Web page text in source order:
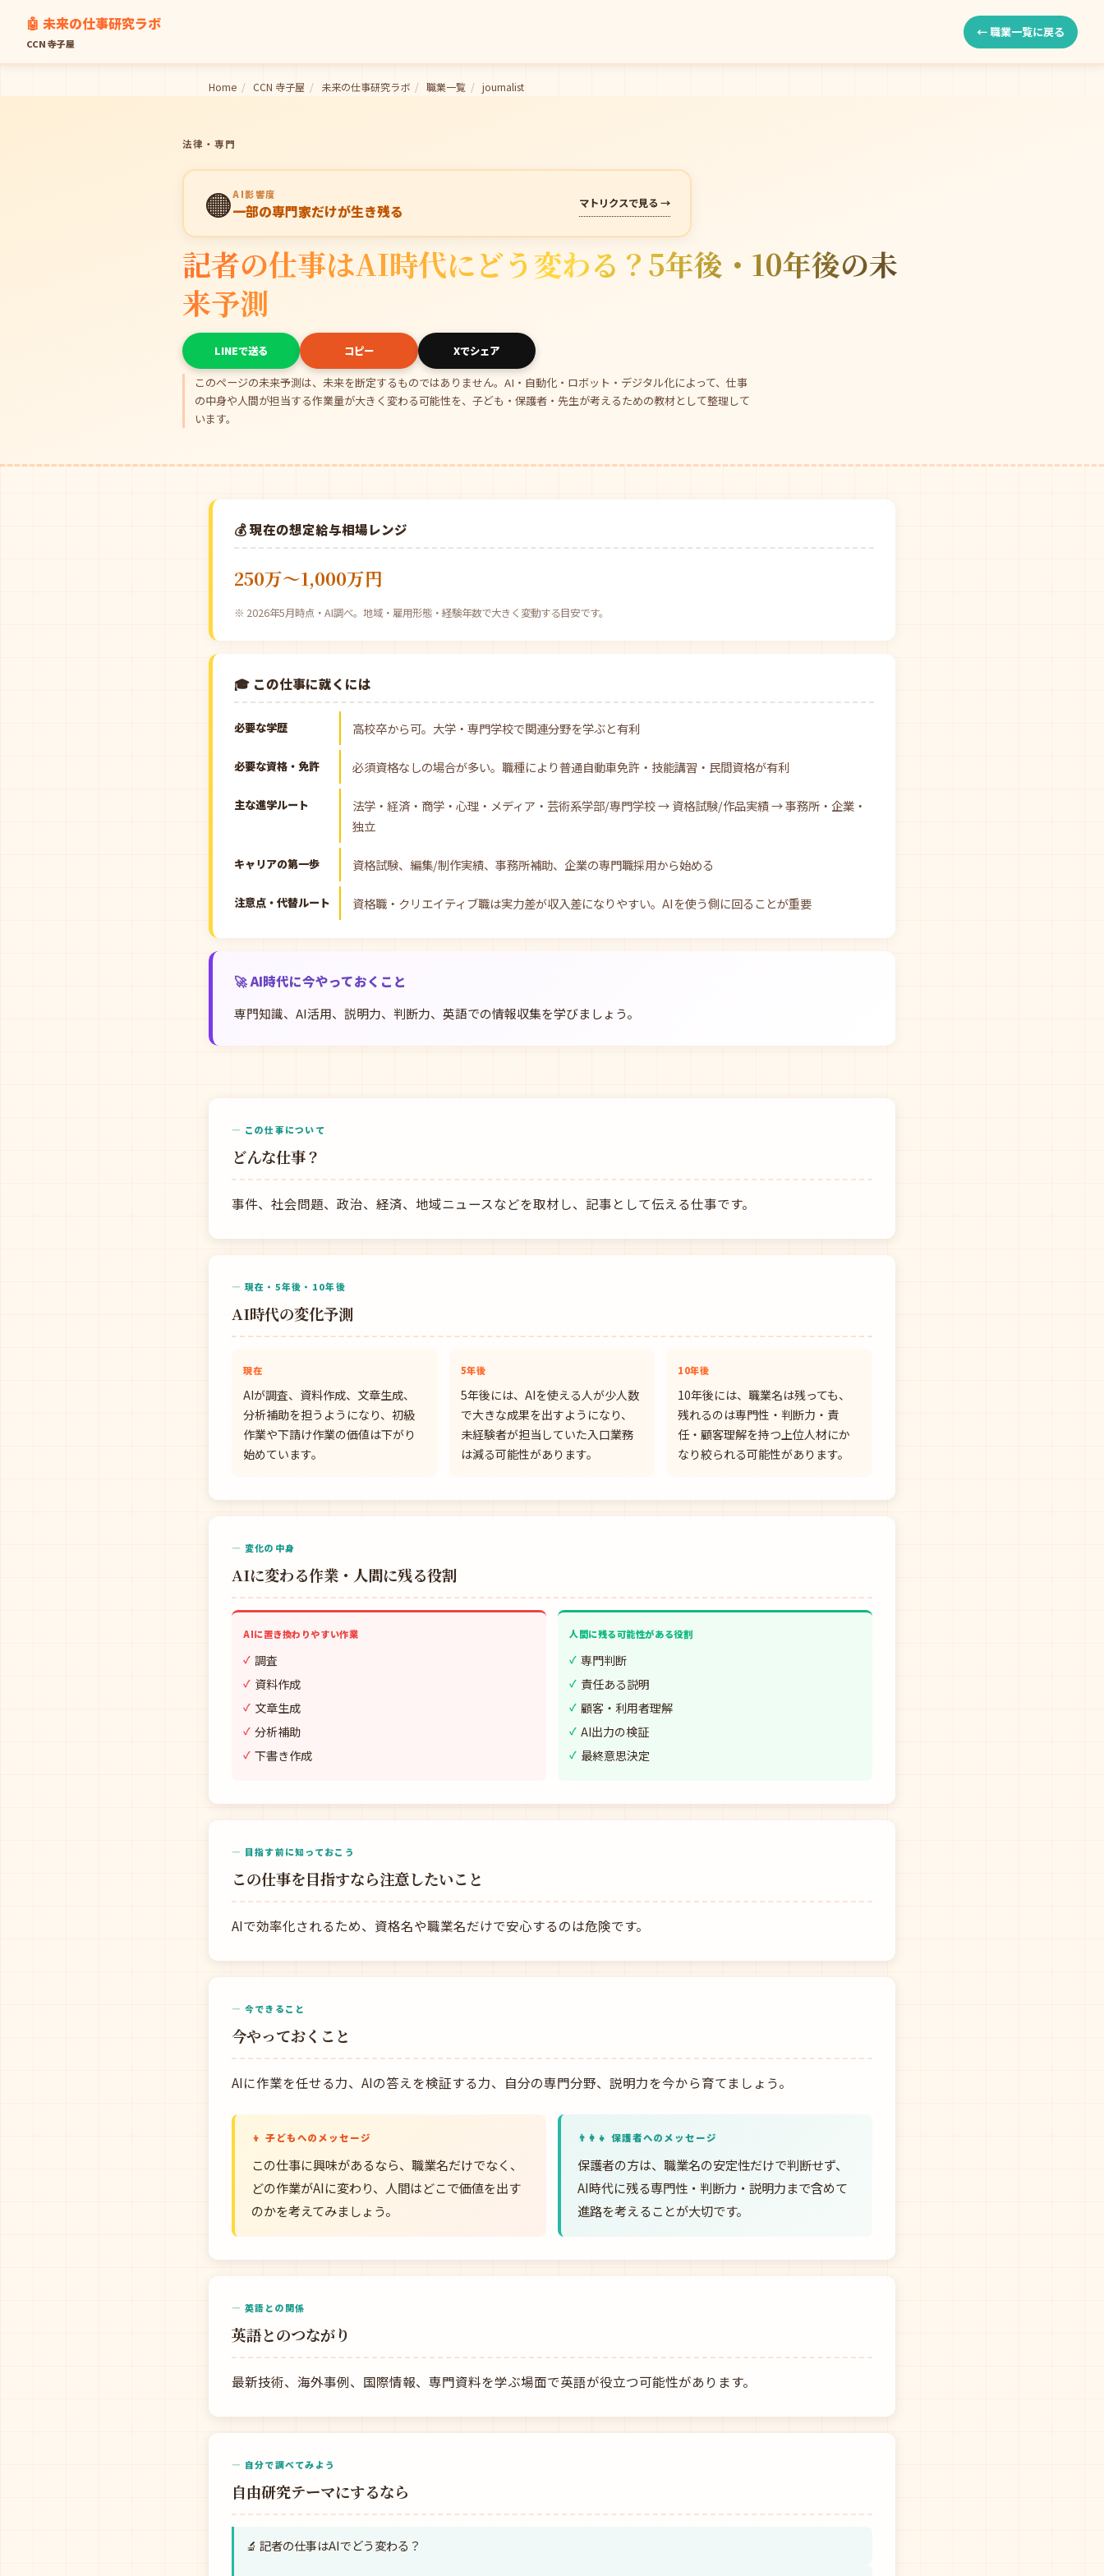
🤖 未来の仕事研究ラボ
CCN 寺子屋
← 職業一覧に戻る
Home / CCN 寺子屋 / 未来の仕事研究ラボ / 職業一覧 / journalist
法律・専門
🟠AI影響度
一部の専門家だけが生き残る マトリクスで見る →
記者の仕事はAI時代にどう変わる？5年後・10年後の未
来予測
LINEで送る コピー Xでシェア
このページの未来予測は、未来を断定するものではありません。AI・自動化・ロボット・デジタル化によって、仕事
の中身や人間が担当する作業量が大きく変わる可能性を、子ども・保護者・先生が考えるための教材として整理して
います。
💰 現在の想定給与相場レンジ
250万〜1,000万円
※ 2026年5月時点・AI調べ。地域・雇用形態・経験年数で大きく変動する目安です。
🎓 この仕事に就くには
必要な学歴 高校卒から可。大学・専門学校で関連分野を学ぶと有利
必要な資格・免許 必須資格なしの場合が多い。職種により普通自動車免許・技能講習・民間資格が有利
主な進学ルート
法学・経済・商学・心理・メディア・芸術系学部/専門学校 → 資格試験/作品実績 → 事務所・企業・
独立
キャリアの第一歩 資格試験、編集/制作実績、事務所補助、企業の専門職採用から始める
注意点・代替ルート 資格職・クリエイティブ職は実力差が収入差になりやすい。AIを使う側に回ることが重要
🚀 AI時代に今やっておくこと
専門知識、AI活用、説明力、判断力、英語での情報収集を学びましょう。
— この仕事について
どんな仕事？
事件、社会問題、政治、経済、地域ニュースなどを取材し、記事として伝える仕事です。
— 現在・5年後・10年後
AI時代の変化予測
現在
AIが調査、資料作成、文章生成、
分析補助を担うようになり、初級
作業や下請け作業の価値は下がり
始めています。
5年後
5年後には、AIを使える人が少人数
で大きな成果を出すようになり、
未経験者が担当していた入口業務
は減る可能性があります。
10年後
10年後には、職業名は残っても、
残れるのは専門性・判断力・責
任・顧客理解を持つ上位人材にか
なり絞られる可能性があります。
— 変化の中身
AIに変わる作業・人間に残る役割
AIに置き換わりやすい作業
調査
資料作成
文章生成
分析補助
下書き作成
人間に残る可能性がある役割
専門判断
責任ある説明
顧客・利用者理解
AI出力の検証
最終意思決定
— 目指す前に知っておこう
この仕事を目指すなら注意したいこと
AIで効率化されるため、資格名や職業名だけで安心するのは危険です。
— 今できること
今やっておくこと
AIに作業を任せる力、AIの答えを検証する力、自分の専門分野、説明力を今から育てましょう。
👦 子どもへのメッセージ
この仕事に興味があるなら、職業名だけでなく、
どの作業がAIに変わり、人間はどこで価値を出す
のかを考えてみましょう。
👨‍👩‍👧 保護者へのメッセージ
保護者の方は、職業名の安定性だけで判断せず、
AI時代に残る専門性・判断力・説明力まで含めて
進路を考えることが大切です。
— 英語との関係
英語とのつながり
最新技術、海外事例、国際情報、専門資料を学ぶ場面で英語が役立つ可能性があります。
— 自分で調べてみよう
自由研究テーマにするなら
🔬 記者の仕事はAIでどう変わる？